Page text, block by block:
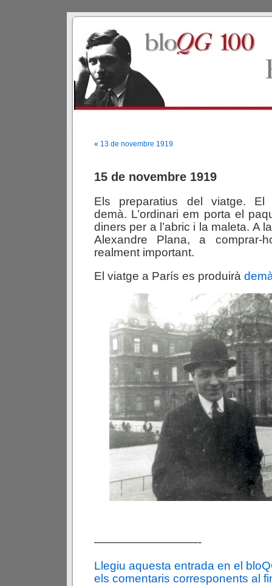
« 13 de novembre 1919
15 de novembre 1919
Els preparatius del viatge. El
demà. L’ordinari em porta el
diners per a l’abric i la maleta. A
Alexandre Plana, a comprar-
realment important.
El viatge a París es produirà
—————————-
Llegiu aquesta entrada en el
els comentaris corresponents al